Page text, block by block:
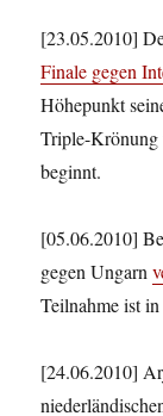
[23.05.2010]
Finale gegen
Höhepunkt
Triple-Krönung
beginnt.
[05.06.2010]
gegen Ungarn
Teilnahme ist
[24.06.2010]